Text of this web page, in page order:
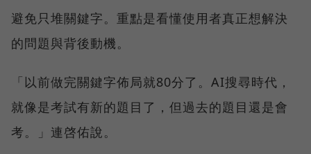
避免只堆關鍵字。重點是看懂使用者真正想解決
的問題與背後動機。
「以前做完關鍵字佈局就80分了。AI搜尋時代，
就像是考試有新的題目了，但過去的題目還是會
考。」連啓佑說。